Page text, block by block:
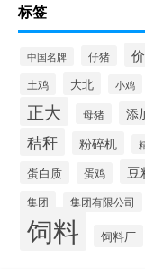
标签
中国名牌 仔猪
土鸡 大北 小鸡
正大 母猪 添
秸秆 粉碎机
蛋白质 蛋鸡 豆
集团 集团有限公司
饲料 饲料厂